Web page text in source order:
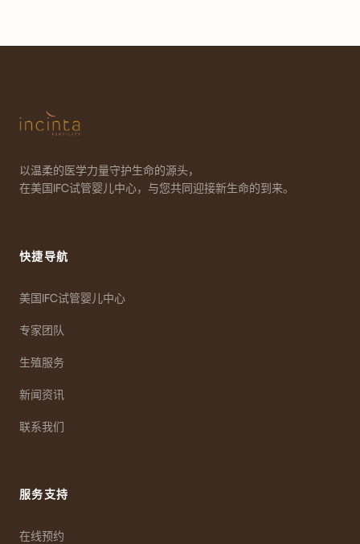
以温柔的医学力量守护生命的源头，
在美国IFC试管婴儿中心，与您共同迎接新生命的到来。
快捷导航
美国IFC试管婴儿中心
专家团队
生殖服务
新闻资讯
联系我们
服务支持
在线预约